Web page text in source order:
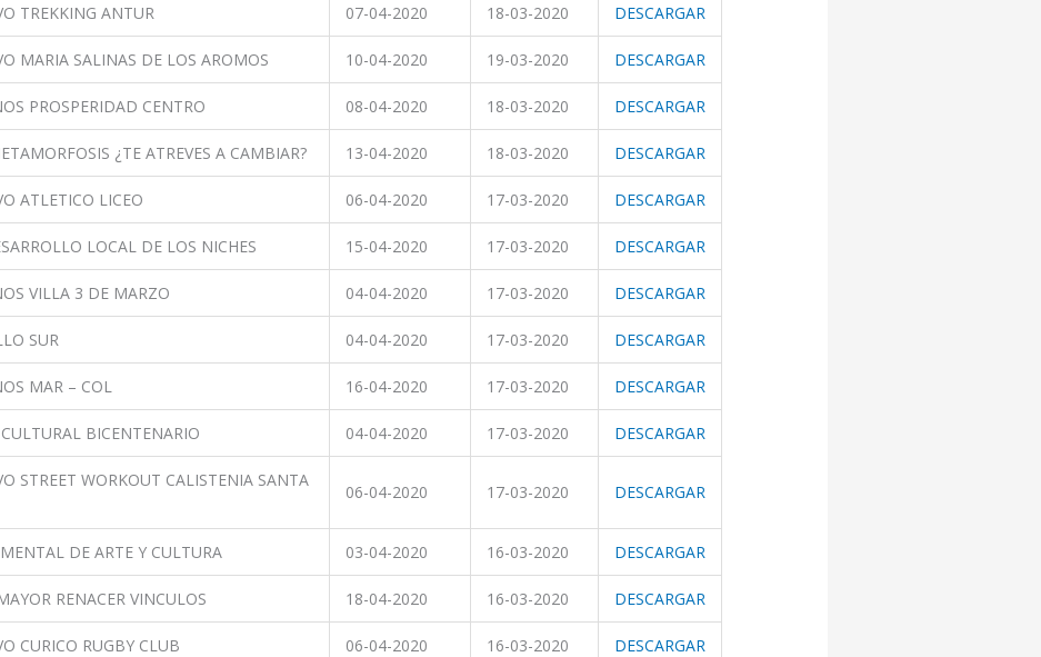
TREKKING ANTUR 07-04-2020 18-03-2020 DESCARGAR
MARIA SALINAS DE LOS AROMOS 10-04-2020 19-03-2020 DESCARGAR
PROSPERIDAD CENTRO 08-04-2020 18-03-2020 DESCARGAR
¿TE ATREVES A CAMBIAR? 13-04-2020 18-03-2020 DESCARGAR
ATLETICO LICEO 06-04-2020 17-03-2020 DESCARGAR
LOCAL DE LOS NICHES 15-04-2020 17-03-2020 DESCARGAR
VILLA 3 DE MARZO 04-04-2020 17-03-2020 DESCARGAR
SUR 04-04-2020 17-03-2020 DESCARGAR
MAR – COL 16-04-2020 17-03-2020 DESCARGAR
BICENTENARIO 04-04-2020 17-03-2020 DESCARGAR
STREET WORKOUT CALISTENIA SANTA
06-04-2020 17-03-2020 DESCARGAR
DE ARTE Y CULTURA 03-04-2020 16-03-2020 DESCARGAR
RENACER VINCULOS 18-04-2020 16-03-2020 DESCARGAR
CURICO RUGBY CLUB 06-04-2020 16-03-2020 DESCARGAR